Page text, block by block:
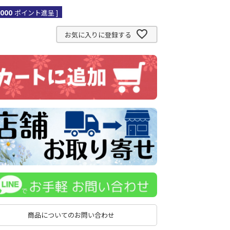
ポイント進呈 ]
お気に入りに登録する
商品についてのお問い合わせ